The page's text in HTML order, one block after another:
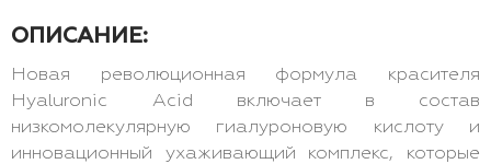
ОПИСАНИЕ:
Новая революционная формула красителя
Hyaluronic Acid включает в состав
низкомолекулярную гиалуроновую кислоту и
инновационный ухаживающий комплекс, которые